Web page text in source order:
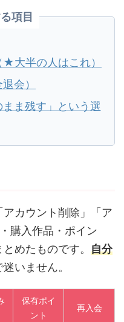
項目
大半の人はこれ）
会）
まま残す」という選
カウント削除」「ア
購入作品・ポイン
めたものです。 自分
迷いません。
保有ポイ
ント
再入会